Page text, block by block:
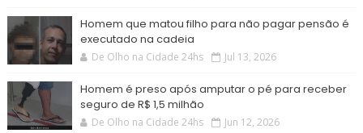
Homem que matou filho para não pagar pensão é
executado na cadeia
De Olho na Cidade 24hs Jul 13, 2026
Homem é preso após amputar o pé para receber
seguro de R$ 1,5 milhão
De Olho na Cidade 24hs Jun 12, 2026